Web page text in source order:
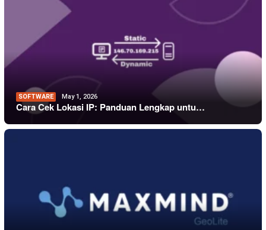
SOFTWARE May 1, 2026
Cara Cek Lokasi IP: Panduan Lengkap untu…